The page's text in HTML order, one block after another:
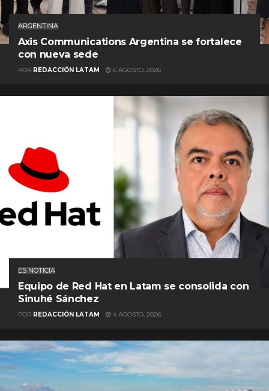
ARGENTINA
Axis Communications Argentina se fortalece
con nueva sede
POR REDACCIÓN LATAM 6 AGOSTO, 2026
ES NOTICIA
Equipo de Red Hat en Latam se consolida con
Sinuhé Sánchez
POR REDACCIÓN LATAM 4 AGOSTO, 2026